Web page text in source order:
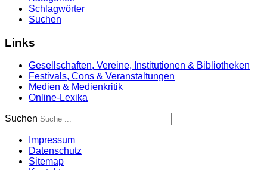
Schlagwörter
Suchen
Links
Gesellschaften, Vereine, Institutionen & Bibliotheken
Festivals, Cons & Veranstaltungen
Medien & Medienkritik
Online-Lexika
Suchen
Impressum
Datenschutz
Sitemap